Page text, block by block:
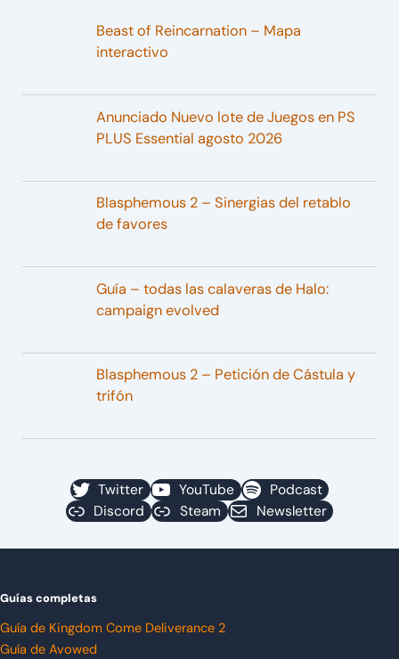
Beast of Reincarnation – Mapa
interactivo
Anunciado Nuevo lote de Juegos en PS
PLUS Essential agosto 2026
Blasphemous 2 – Sinergias del retablo
de favores
Guía – todas las calaveras de Halo:
campaign evolved
Blasphemous 2 – Petición de Cástula y
trifón
Twitter YouTube
Podcast
Discord
Steam Newsletter
Guías completas
Guía de Kingdom Come Deliverance 2
Guía de Avowed